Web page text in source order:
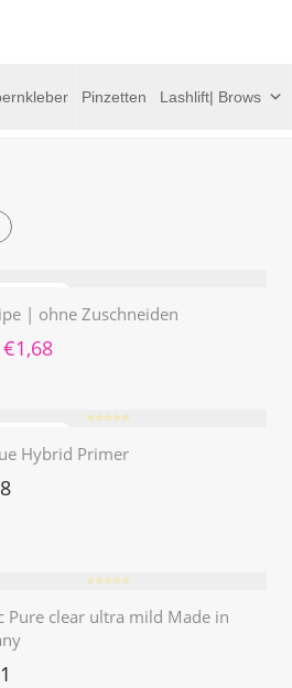
Pinzetten Lashlift| Brows
| ohne Zuschneiden
Ursprünglicher Preis war: €4,62
€1,68
⭐️⭐️⭐️⭐️⭐️
Hybrid Primer
⭐️⭐️⭐️⭐️⭐️
Pure clear ultra mild Made in